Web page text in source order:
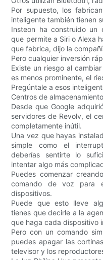
Por supuesto, los
inteligente también tienen
Insteon ha construido un
que permite a Siri o Alexa
que fabrica, dijo la
Pero cualquier inversión
Existe un riesgo al
es menos prominente, el
Pregúntale a esos
Centros de
Desde que Google
servidores de Revolv, el
completamente inútil.
Una vez que hayas
simple como el
deberías sentirte lo
intentar algo más
Puedes comenzar
comando de voz para
dispositivos.
Puede que esto lleve
tienes que decirle a la
que haga cada dispositivo
Pero con un comando
puedes apagar las
televisor y los